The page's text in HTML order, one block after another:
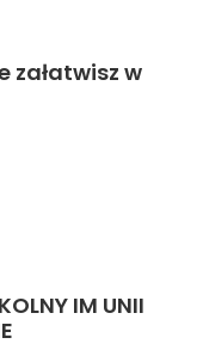
załatwisz w
IM UNII